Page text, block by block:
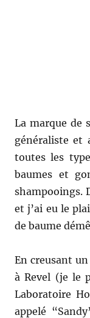
La marque de
généraliste et
toutes les
baumes et
shampooings.
et j’ai eu le
de baume
En creusant
à Revel (je le
Laboratoire
appelé